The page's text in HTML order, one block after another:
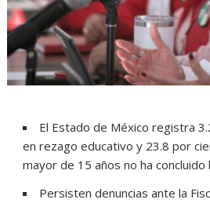
El Estado de México registra
en rezago educativo y 23.8 por
mayor de 15 años no ha concluido
Persisten denuncias ante la